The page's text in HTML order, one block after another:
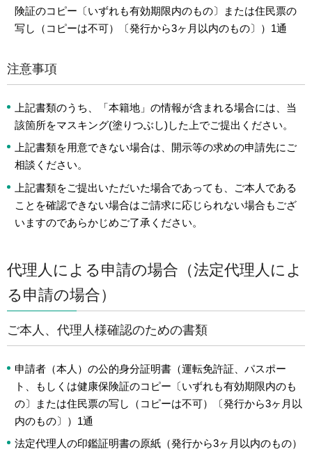
険証のコピー〔いずれも有効期限内のもの〕または住民票の
写し（コピーは不可）〔発行から3ヶ月以内のもの〕）1通
注意事項
上記書類のうち、「本籍地」の情報が含まれる場合には、当
該箇所をマスキング(塗りつぶし)した上でご提出ください。
上記書類を用意できない場合は、開示等の求めの申請先にご
相談ください。
上記書類をご提出いただいた場合であっても、ご本人である
ことを確認できない場合はご請求に応じられない場合もござ
いますのであらかじめご了承ください。
代理人による申請の場合（法定代理人によ
る申請の場合）
ご本人、代理人様確認のための書類
申請者（本人）の公的身分証明書（運転免許証、パスポー
ト、もしくは健康保険証のコピー〔いずれも有効期限内のも
の〕または住民票の写し（コピーは不可）〔発行から3ヶ月以
内のもの〕）1通
法定代理人の印鑑証明書の原紙（発行から3ヶ月以内のもの）